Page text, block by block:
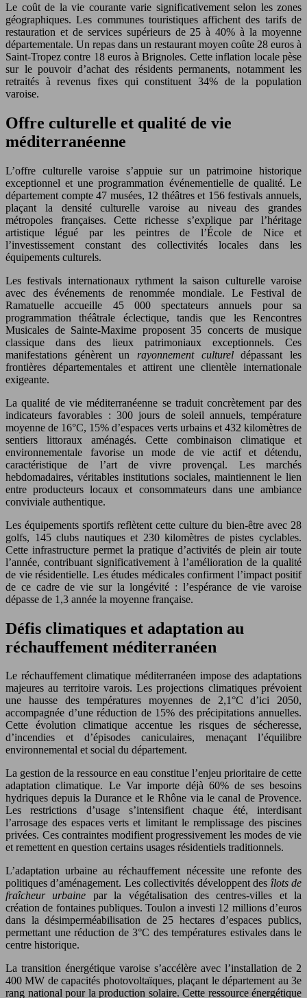
Le coût de la vie courante varie significativement selon les zones
géographiques. Les communes touristiques affichent des tarifs de
restauration et de services supérieurs de 25 à 40% à la moyenne
départementale. Un repas dans un restaurant moyen coûte 28 euros à
Saint-Tropez contre 18 euros à Brignoles. Cette inflation locale pèse
sur le pouvoir d’achat des résidents permanents, notamment les
retraités à revenus fixes qui constituent 34% de la population
varoise.
Offre culturelle et qualité de vie
méditerranéenne
L’offre culturelle varoise s’appuie sur un patrimoine historique
exceptionnel et une programmation événementielle de qualité. Le
département compte 47 musées, 12 théâtres et 156 festivals annuels,
plaçant la densité culturelle varoise au niveau des grandes
métropoles françaises. Cette richesse s’explique par l’héritage
artistique légué par les peintres de l’École de Nice et
l’investissement constant des collectivités locales dans les
équipements culturels.
Les festivals internationaux rythment la saison culturelle varoise
avec des événements de renommée mondiale. Le Festival de
Ramatuelle accueille 45 000 spectateurs annuels pour sa
programmation théâtrale éclectique, tandis que les Rencontres
Musicales de Sainte-Maxime proposent 35 concerts de musique
classique dans des lieux patrimoniaux exceptionnels. Ces
manifestations génèrent un rayonnement cultureldépassant les
frontières départementales et attirent une clientèle internationale
exigeante.
La qualité de vie méditerranéenne se traduit concrètement par des
indicateurs favorables : 300 jours de soleil annuels, température
moyenne de 16°C, 15% d’espaces verts urbains et 432 kilomètres de
sentiers littoraux aménagés. Cette combinaison climatique et
environnementale favorise un mode de vie actif et détendu,
caractéristique de l’art de vivre provençal. Les marchés
hebdomadaires, véritables institutions sociales, maintiennent le lien
entre producteurs locaux et consommateurs dans une ambiance
conviviale authentique.
Les équipements sportifs reflètent cette culture du bien-être avec 28
golfs, 145 clubs nautiques et 230 kilomètres de pistes cyclables.
Cette infrastructure permet la pratique d’activités de plein air toute
l’année, contribuant significativement à l’amélioration de la qualité
de vie résidentielle. Les études médicales confirment l’impact positif
de ce cadre de vie sur la longévité : l’espérance de vie varoise
dépasse de 1,3 année la moyenne française.
Défis climatiques et adaptation au
réchauffement méditerranéen
Le réchauffement climatique méditerranéen impose des adaptations
majeures au territoire varois. Les projections climatiques prévoient
une hausse des températures moyennes de 2,1°C d’ici 2050,
accompagnée d’une réduction de 15% des précipitations annuelles.
Cette évolution climatique accentue les risques de sécheresse,
d’incendies et d’épisodes caniculaires, menaçant l’équilibre
environnemental et social du département.
La gestion de la ressource en eau constitue l’enjeu prioritaire de cette
adaptation climatique. Le Var importe déjà 60% de ses besoins
hydriques depuis la Durance et le Rhône via le canal de Provence.
Les restrictions d’usage s’intensifient chaque été, interdisant
l’arrosage des espaces verts et limitant le remplissage des piscines
privées. Ces contraintes modifient progressivement les modes de vie
et remettent en question certains usages résidentiels traditionnels.
L’adaptation urbaine au réchauffement nécessite une refonte des
politiques d’aménagement. Les collectivités développent des îlots de
fraîcheur urbaine par la végétalisation des centres-villes et la
création de fontaines publiques. Toulon a investi 12 millions d’euros
dans la désimperméabilisation de 25 hectares d’espaces publics,
permettant une réduction de 3°C des températures estivales dans le
centre historique.
La transition énergétique varoise s’accélère avec l’installation de 2
400 MW de capacités photovoltaïques, plaçant le département au 3e
rang national pour la production solaire. Cette ressource énergétique